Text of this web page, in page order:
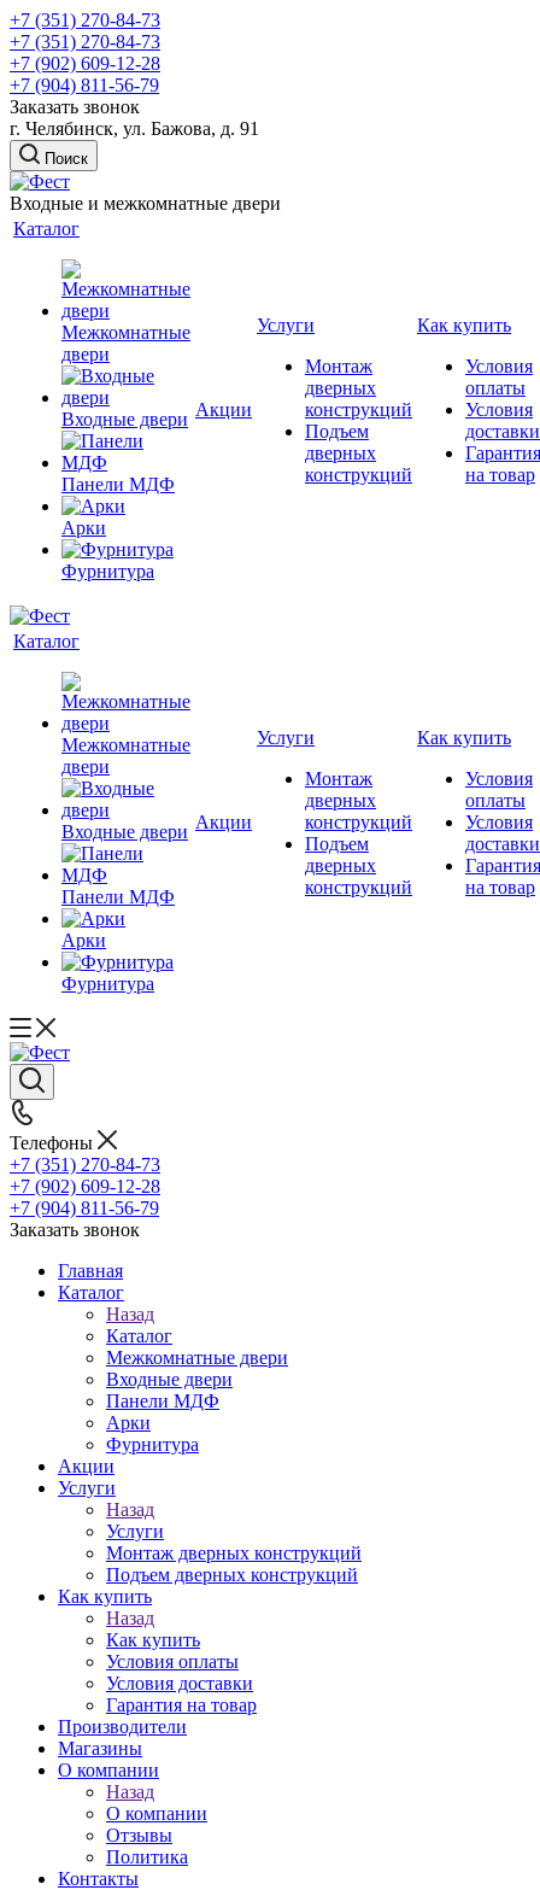
+7 (351) 270-84-73
+7 (351) 270-84-73
+7 (902) 609-12-28
+7 (904) 811-56-79
Заказать звонок
г. Челябинск, ул. Бажова, д. 91
Поиск
Входные и межкомнатные двери
Каталог
Межкомнатные
двери
Входные двери
Панели МДФ
Арки
Фурнитура
Акции
Услуги
Монтаж
дверных
конструкций
Подъем
дверных
конструкций
Как купить
Условия
оплаты
Условия
доставки
Гарантия
на товар
Каталог
Межкомнатные
двери
Входные двери
Панели МДФ
Арки
Фурнитура
Акции
Услуги
Монтаж
дверных
конструкций
Подъем
дверных
конструкций
Как купить
Условия
оплаты
Условия
доставки
Гарантия
на товар
Телефоны
+7 (351) 270-84-73
+7 (902) 609-12-28
+7 (904) 811-56-79
Заказать звонок
Главная
Каталог
Назад
Каталог
Межкомнатные двери
Входные двери
Панели МДФ
Арки
Фурнитура
Акции
Услуги
Назад
Услуги
Монтаж дверных конструкций
Подъем дверных конструкций
Как купить
Назад
Как купить
Условия оплаты
Условия доставки
Гарантия на товар
Производители
Магазины
О компании
Назад
О компании
Отзывы
Политика
Контакты